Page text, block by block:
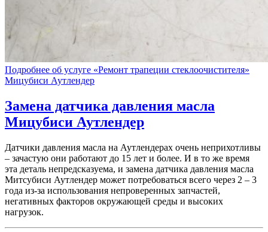
Подробнее об услуге «Ремонт трапеции стеклоочистителя»
Мицубиси Аутлендер
Замена датчика давления масла
Мицубиси Аутлендер
Датчики давления масла на Аутлендерах очень неприхотливы
– зачастую они работают до 15 лет и более. И в то же время
эта деталь непредсказуема, и замена датчика давления масла
Митсубиси Аутлендер может потребоваться всего через 2 – 3
года из-за использования непроверенных запчастей,
негативных факторов окружающей среды и высоких
нагрузок.